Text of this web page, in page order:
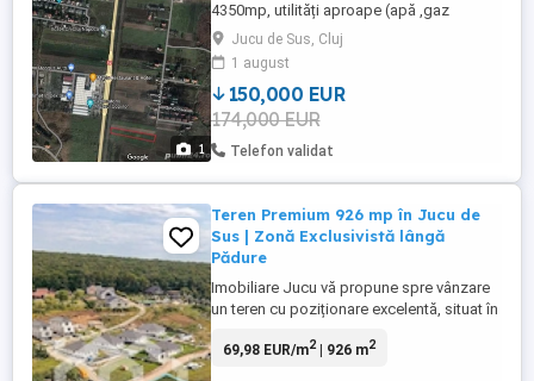
1
4350mp, utilități aproape (apă ,gaz
curent,canalizare) acte la zi. CF la zi.
174000 euro negociabil.
Jucu de Sus, Cluj
1 august
150,000 EUR
174,000 EUR
Telefon validat
Teren Premium 926 mp în Jucu de
Sus | Zonă Exclusivistă lângă
Pădure
Imobiliare Jucu vă propune spre vânzare
un teren cu poziționare excelentă, situat în
dezvoltare, apreciată pentru liniște, natură
69,98 EUR/m2| 926 m2